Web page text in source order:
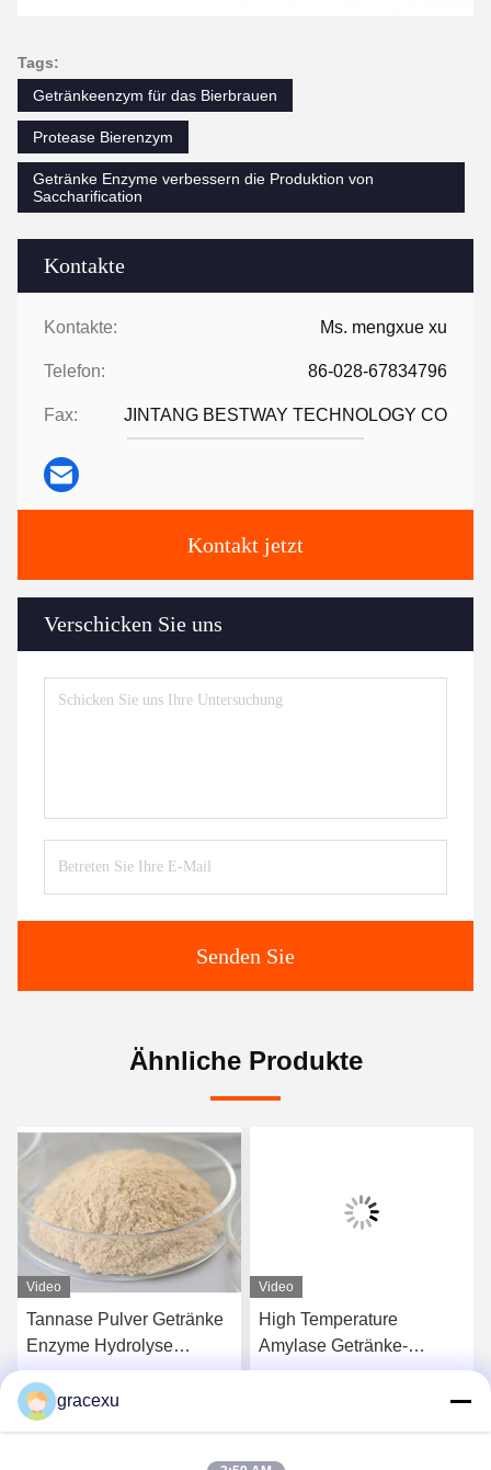
Kontakte
Kontakte: Ms. mengxue xu
Telefon: 86-028-67834796
Fax: JINTANG BESTWAY TECHNOLOGY CO
Kontakt jetzt
Verschicken Sie uns
Senden Sie
Tags:
Getränkeenzym für das Bierbrauen
Protease Bierenzym
Getränke Enzyme verbessern die Produktion von
Saccharification
Ähnliche Produkte
Video
Tannase Pulver Getränke
Enzyme Hydrolyse
Tannine Verbessern die
kalte Löslichkeit von Saft
Video
High Temperature
Amylase Getränke-
Enzym, das bei der
gracexu